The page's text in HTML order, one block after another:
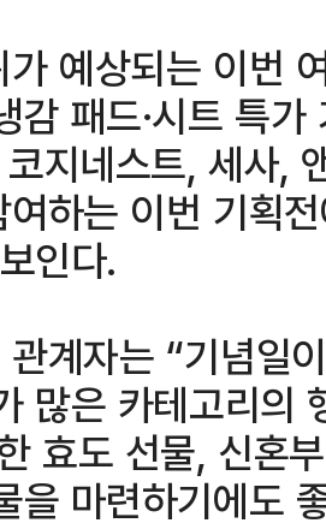
예상되는 이번
감 패드·시트 특
지네스트, 세사,
하는 이번 기획
인다.
관계자는 “기념일
많은 카테고리의
효도 선물, 신혼
을 마련하기에도